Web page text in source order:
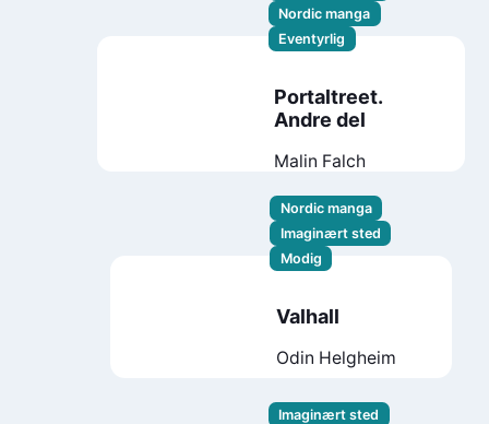
Nordic manga
Eventyrlig
Portaltreet.
Andre del
Malin Falch
Nordic manga
Imaginært sted
Modig
Valhall
Odin Helgheim
Imaginært sted